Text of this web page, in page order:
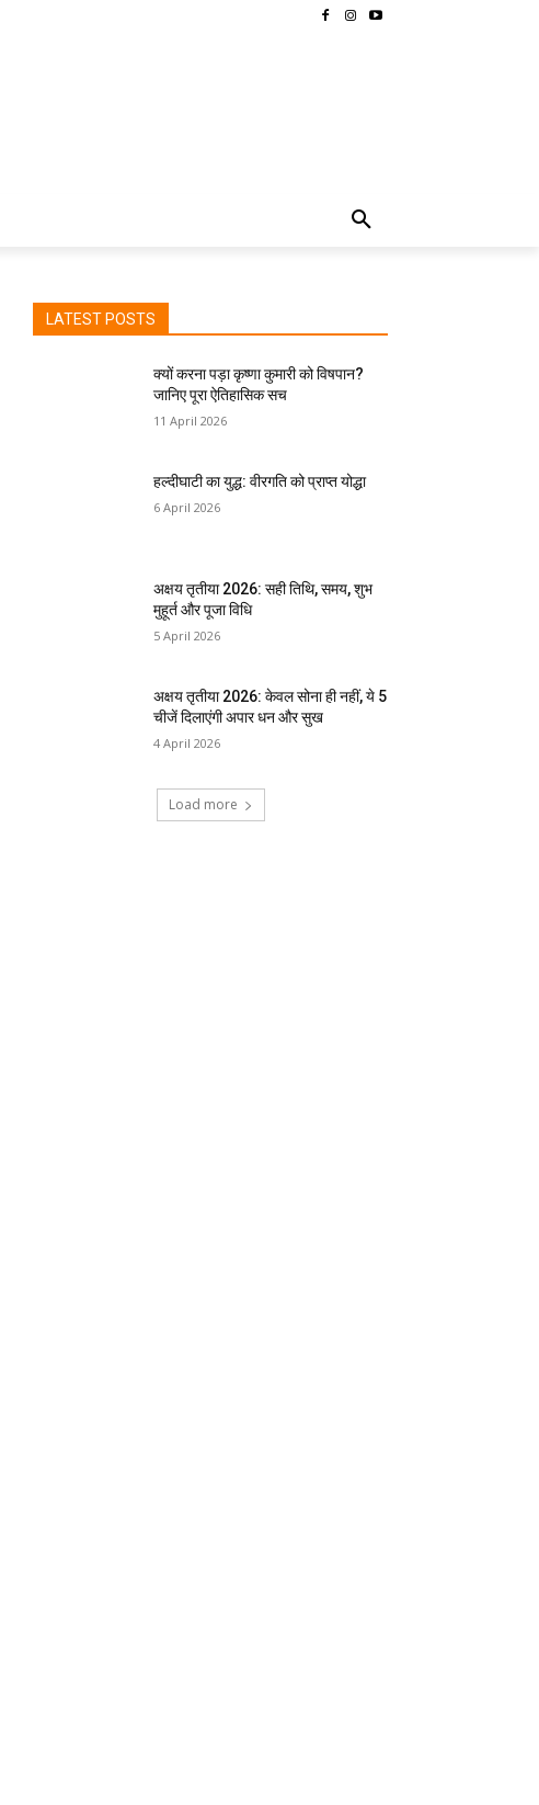
LATEST POSTS
क्यों करना पड़ा कृष्णा कुमारी को विषपान?
जानिए पूरा ऐतिहासिक सच
11 April 2026
हल्दीघाटी का युद्ध: वीरगति को प्राप्त योद्धा
6 April 2026
अक्षय तृतीया 2026: सही तिथि, समय, शुभ
मुहूर्त और पूजा विधि
5 April 2026
अक्षय तृतीया 2026: केवल सोना ही नहीं, ये 5
चीजें दिलाएंगी अपार धन और सुख
4 April 2026
Load more